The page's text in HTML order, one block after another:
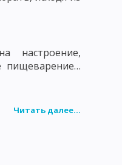
настроение,
пищеварение…
Читать далее...